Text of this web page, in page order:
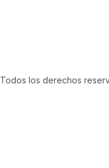
Todos los derechos